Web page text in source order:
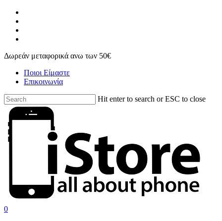
Skip
main
content
Δωρεάν μεταφορικά ανω των 50€
Ποιοι Είμαστε
Επικοινωνία
Hit enter to search or ESC to close
Close
Search
search
account
0